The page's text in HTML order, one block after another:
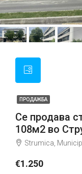
ПРОДАЖБА
Се продава
108м2 во
Strumica,
€1.250